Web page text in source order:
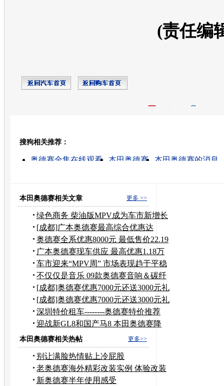
(责任编
搜狗相关推荐：
奥德赛全集在线观看 本田奥德赛
本田奥德赛的消息
更多 >>
本田奥德赛相关文章
绿色商务 柴油版MPV成为车市新增长
点
[成都]广本奥德赛最高综合优惠达
10000元
奥德赛全系优惠8000元 最低售价22.19
万
广本奥德赛现车供应 最高优惠1.18万
元
车市迎来“MPV周” 市场表现趋于平稳
不仅仅是音乐 09款奥德赛音响＆碳纤
改装
[成都]奥德赛优惠7000元还送3000元礼
包
[成都]奥德赛优惠7000元还送3000元礼
包
深圳特价租车--------奥德赛特价推荐
迎战新GL8和国产马8 本田奥德赛降
1.3万
更多>>
本田奥德赛相关热帖
别让满脸热情贴上冷屁股
老奥德赛海外精彩改装实例 体验改装
的乐趣
新奥德赛半年使用感受